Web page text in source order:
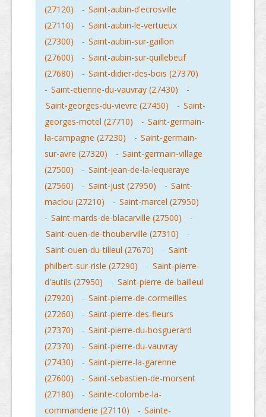
(27120)
- Saint-aubin-d'ecrosville
(27110)
- Saint-aubin-le-vertueux
(27300)
- Saint-aubin-sur-gaillon
(27600)
- Saint-aubin-sur-quillebeuf
(27680)
- Saint-didier-des-bois (27370)
- Saint-etienne-du-vauvray (27430)
-
Saint-georges-du-vievre (27450)
- Saint-
georges-motel (27710)
- Saint-germain-
la-campagne (27230)
- Saint-germain-
sur-avre (27320)
- Saint-germain-village
(27500)
- Saint-jean-de-la-lequeraye
(27560)
- Saint-just (27950) - Saint-
maclou (27210)
- Saint-marcel (27950)
- Saint-mards-de-blacarville (27500)
-
Saint-ouen-de-thouberville (27310)
-
Saint-ouen-du-tilleul (27670)
- Saint-
philbert-sur-risle (27290)
- Saint-pierre-
d'autils (27950)
- Saint-pierre-de-bailleul
(27920)
- Saint-pierre-de-cormeilles
(27260)
- Saint-pierre-des-fleurs
(27370)
- Saint-pierre-du-bosguerard
(27370)
- Saint-pierre-du-vauvray
(27430)
- Saint-pierre-la-garenne
(27600)
- Saint-sebastien-de-morsent
(27180)
- Sainte-colombe-la-
commanderie (27110)
- Sainte-